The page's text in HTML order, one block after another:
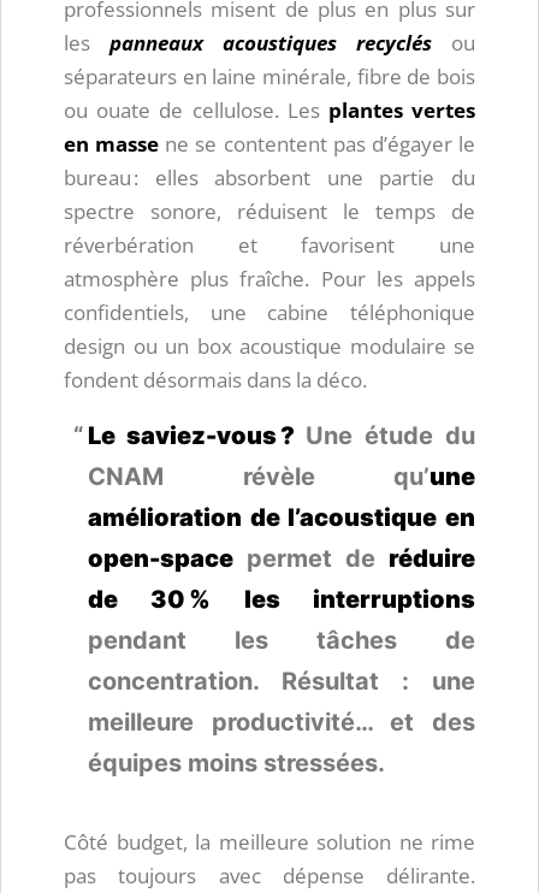
professionnels misent de plus en plus sur
les panneaux acoustiques recyclés ou
séparateurs en laine minérale, fibre de bois
ou ouate de cellulose. Les plantes vertes
en masse ne se contentent pas d’égayer le
bureau : elles absorbent une partie du
spectre sonore, réduisent le temps de
réverbération et favorisent une
atmosphère plus fraîche. Pour les appels
confidentiels, une cabine téléphonique
design ou un box acoustique modulaire se
fondent désormais dans la déco.
Le saviez-vous ? Une étude du
CNAM révèle qu’une
amélioration de l’acoustique en
open-space permet de réduire
de 30 % les interruptions
pendant les tâches de
concentration. Résultat : une
meilleure productivité… et des
équipes moins stressées.
Côté budget, la meilleure solution ne rime
pas toujours avec dépense délirante.